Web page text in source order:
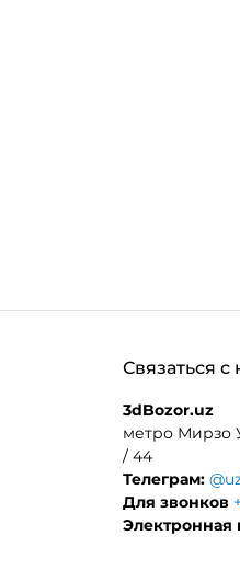
Связаться с
3dBozor.uz
метро Мирзо
/ 44
Телеграм:
Для звонков
Электронная